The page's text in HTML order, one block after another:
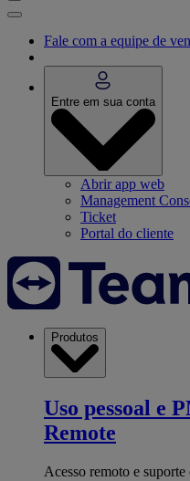
Fale com a equipe de
Entre em sua conta
Abrir app web
Management
Ticket
Portal do cliente
Produtos
Uso pessoal e
Remote
Acesso remoto e